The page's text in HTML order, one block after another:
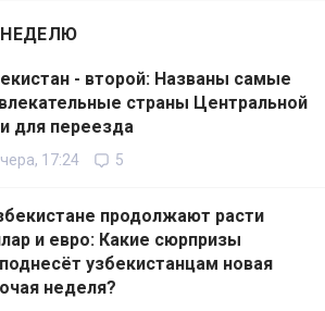
- второй: Названы самые
страны Центральной
для переезда
17:24 5
продолжают расти
и евро: Какие сюрпризы
узбекистанцам новая
неделя?